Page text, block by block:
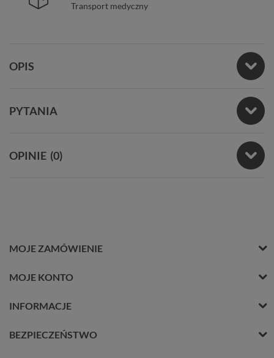
Transport medyczny
OPIS
PYTANIA
OPINIE (0)
MOJE ZAMÓWIENIE
MOJE KONTO
INFORMACJE
BEZPIECZEŃSTWO